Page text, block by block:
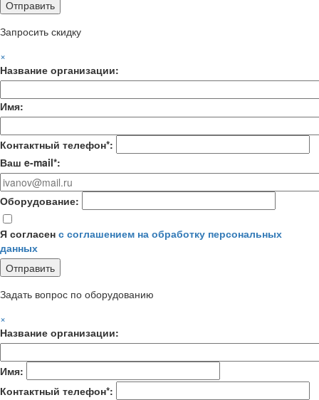
Запросить скидку
×
Название организации:
Имя:
Контактный телефон*:
Ваш e-mail*:
Оборудование:
Я согласен с соглашением на обработку персональных
данных
Задать вопрос по оборудованию
×
Название организации:
Имя:
Контактный телефон*: